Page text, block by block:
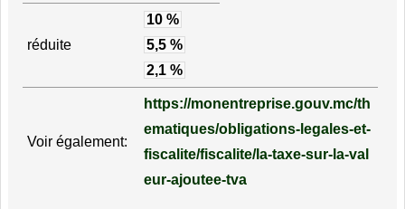
réduite
10 %
5,5 %
2,1 %
Voir également:
https://monentreprise.gouv.mc/th
ematiques/obligations-legales-et-
fiscalite/fiscalite/la-taxe-sur-la-val
eur-ajoutee-tva